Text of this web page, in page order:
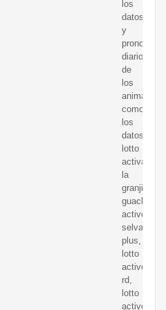
los
datos
y
diario
de
los
animalitos
como
los
datos
lotto
activa,
la
granjita,
guacharo
activo.
selva
plus,
lotto
activo
rd,
lotto
activo